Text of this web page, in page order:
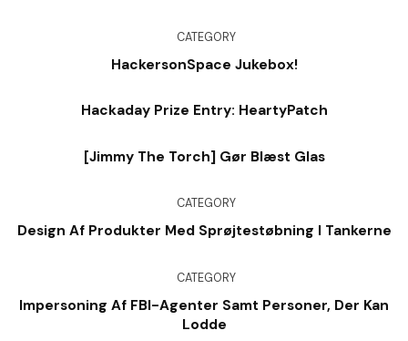
CATEGORY
HackersonSpace Jukebox!
Hackaday Prize Entry: HeartyPatch
[Jimmy The Torch] Gør Blæst Glas
CATEGORY
Design Af Produkter Med Sprøjtestøbning I Tankerne
CATEGORY
Impersoning Af FBI-Agenter Samt Personer, Der Kan
Lodde